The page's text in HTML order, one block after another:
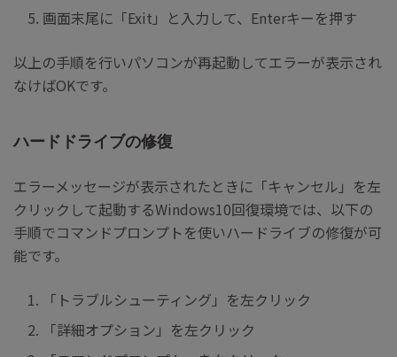
画面末尾に「Exit」と入力して、Enterキーを押す
以上の手順を行いパソコンが再起動してエラーが表示され
なけばOKです。
ハードドライブの修復
エラーメッセージが表示されたときに「キャンセル」を左
クリックして起動するWindows10回復環境では、以下の
手順でコマンドプロンプトを使いハードライブの修復が可
能です。
「トラブルシューティング」を左クリック
「詳細オプション」を左クリック